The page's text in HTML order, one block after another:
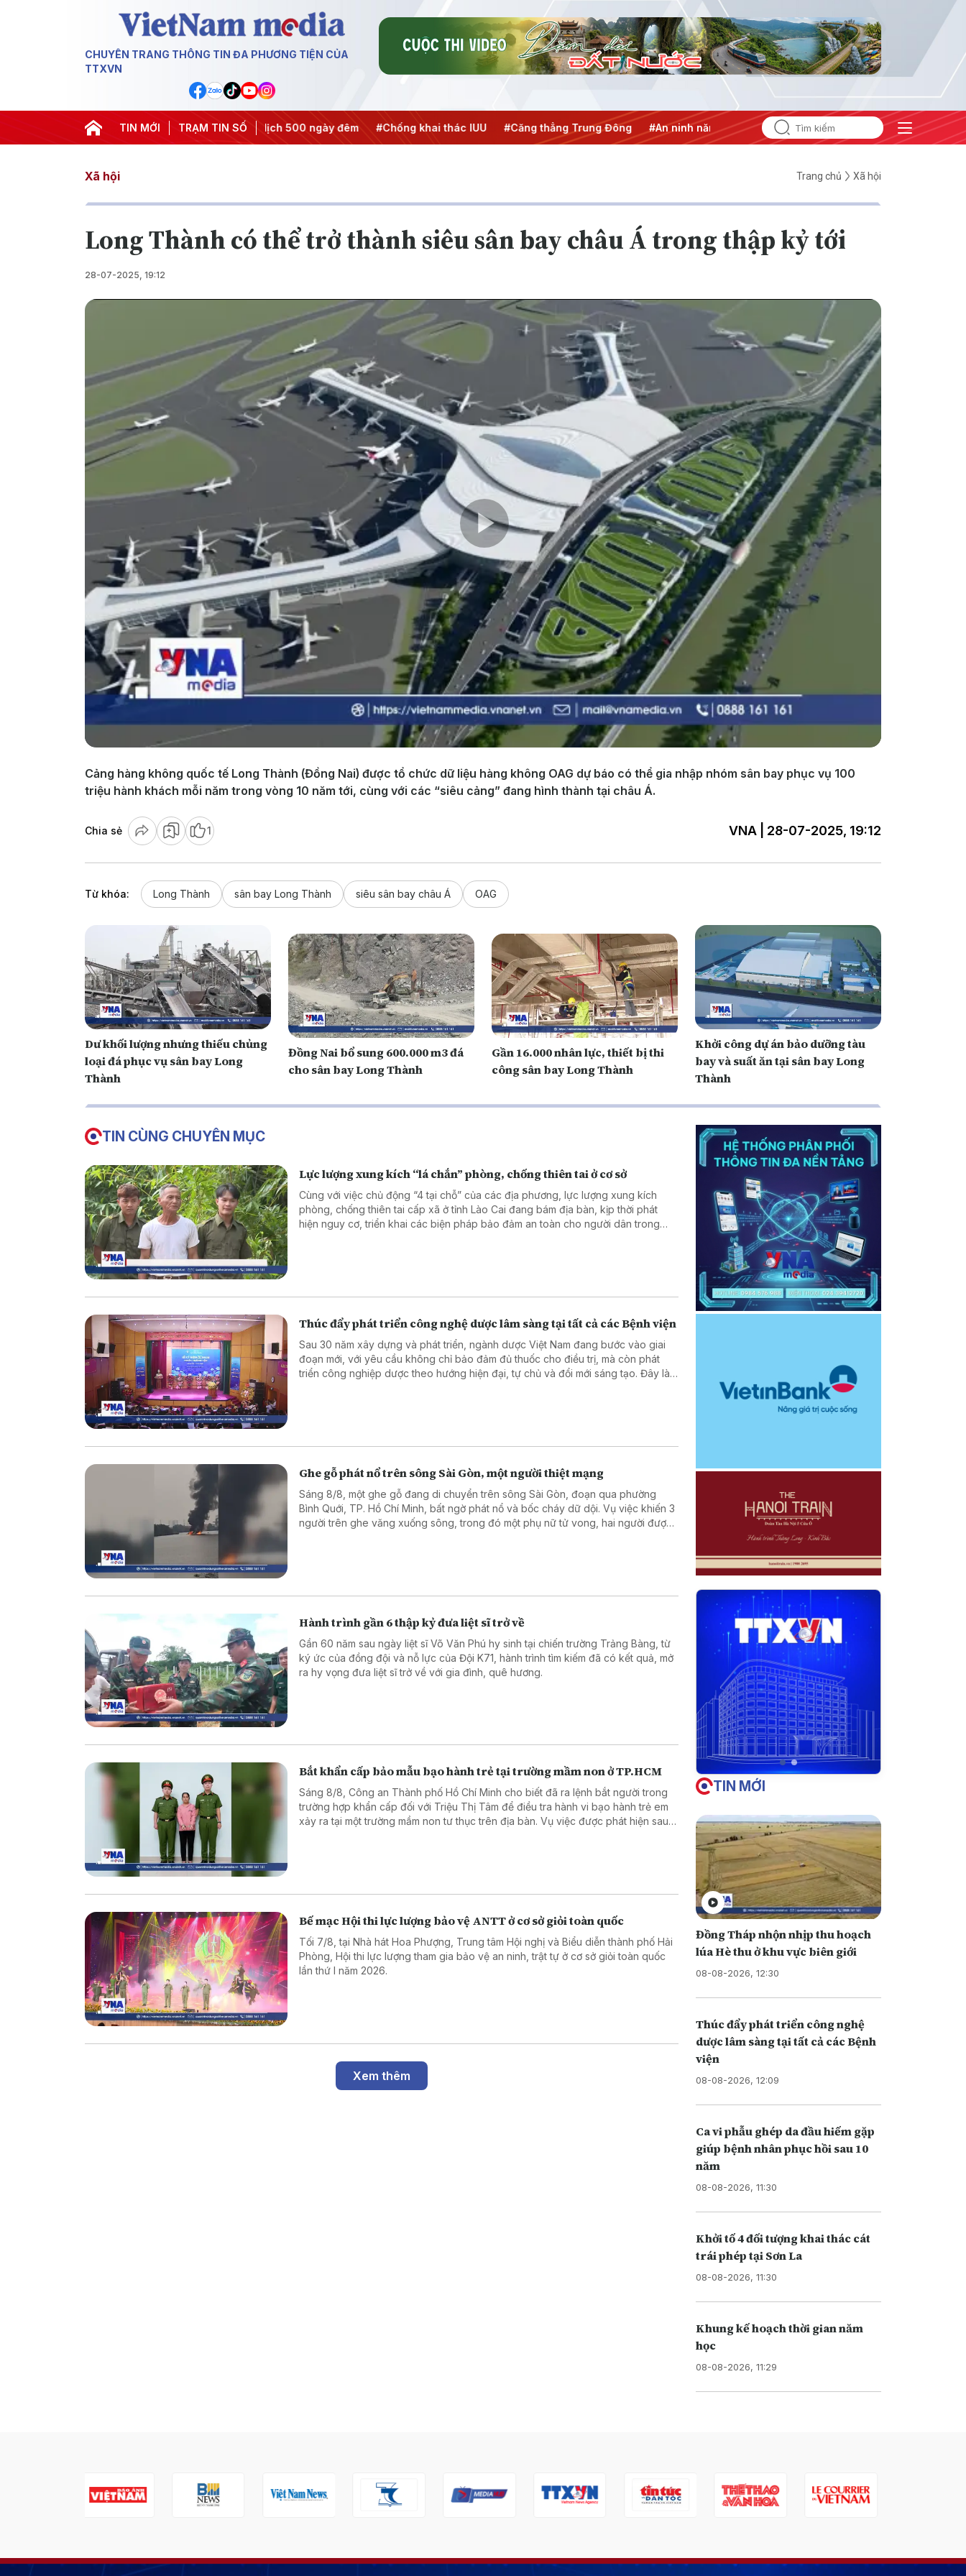
CHUYÊN TRANG THÔNG TIN ĐA PHƯƠNG TIỆN CỦA
TTXVN
TIN MỚI TRẠM TIN SỐ
quyết thành hành động #Chiến dịch 500 ngày đêm #Chống khai thác IUU #Căng thẳng Trung Đông #An ninh năng lượng #Bảo vệ nền tảng tư tưởng của Đảng
Xã hội Trang chủ Xã hội
Long Thành có thể trở thành siêu sân bay châu Á trong thập kỷ tới
28-07-2025, 19:12
Play
Video
Cảng hàng không quốc tế Long Thành (Đồng Nai) được tổ chức dữ liệu hàng không OAG dự báo có thể gia nhập nhóm sân bay phục vụ 100
triệu hành khách mỗi năm trong vòng 10 năm tới, cùng với các “siêu cảng” đang hình thành tại châu Á.
Chia sẻ 1 VNA | 28-07-2025, 19:12
Từ khóa: Long Thành sân bay Long Thành siêu sân bay châu Á OAG
Dư khối lượng nhưng thiếu chủng
loại đá phục vụ sân bay Long
Thành
Đồng Nai bổ sung 600.000 m3 đá
cho sân bay Long Thành
Gần 16.000 nhân lực, thiết bị thi
công sân bay Long Thành
Khởi công dự án bảo dưỡng tàu
bay và suất ăn tại sân bay Long
Thành
TIN CÙNG CHUYÊN MỤC
Lực lượng xung kích “lá chắn” phòng, chống thiên tai ở cơ sở
Cùng với việc chủ động “4 tại chỗ” của các địa phương, lực lượng xung kích
phòng, chống thiên tai cấp xã ở tỉnh Lào Cai đang bám địa bàn, kịp thời phát
hiện nguy cơ, triển khai các biện pháp bảo đảm an toàn cho người dân trong
Thúc đẩy phát triển công nghệ dược lâm sàng tại tất cả các Bệnh viện
Sau 30 năm xây dựng và phát triển, ngành dược Việt Nam đang bước vào giai
đoạn mới, với yêu cầu không chỉ bảo đảm đủ thuốc cho điều trị, mà còn phát
triển công nghiệp dược theo hướng hiện đại, tự chủ và đổi mới sáng tạo. Đây là
Ghe gỗ phát nổ trên sông Sài Gòn, một người thiệt mạng
Sáng 8/8, một ghe gỗ đang di chuyển trên sông Sài Gòn, đoạn qua phường
Bình Quới, TP. Hồ Chí Minh, bất ngờ phát nổ và bốc cháy dữ dội. Vụ việc khiến 3
người trên ghe văng xuống sông, trong đó một phụ nữ tử vong, hai người được
Hành trình gần 6 thập kỷ đưa liệt sĩ trở về
Gần 60 năm sau ngày liệt sĩ Võ Văn Phú hy sinh tại chiến trường Trảng Bàng, từ
ký ức của đồng đội và nỗ lực của Đội K71, hành trình tìm kiếm đã có kết quả, mở
ra hy vọng đưa liệt sĩ trở về với gia đình, quê hương.
Bắt khẩn cấp bảo mẫu bạo hành trẻ tại trường mầm non ở TP.HCM
Sáng 8/8, Công an Thành phố Hồ Chí Minh cho biết đã ra lệnh bắt người trong
trường hợp khẩn cấp đối với Triệu Thị Tâm để điều tra hành vi bạo hành trẻ em
xảy ra tại một trường mầm non tư thục trên địa bàn. Vụ việc được phát hiện sau
Bế mạc Hội thi lực lượng bảo vệ ANTT ở cơ sở giỏi toàn quốc
Tối 7/8, tại Nhà hát Hoa Phượng, Trung tâm Hội nghị và Biểu diễn thành phố Hải
Phòng, Hội thi lực lượng tham gia bảo vệ an ninh, trật tự ở cơ sở giỏi toàn quốc
lần thứ I năm 2026.
Xem thêm
TIN MỚI
Đồng Tháp nhộn nhịp thu hoạch
lúa Hè thu ở khu vực biên giới
08-08-2026, 12:30
Thúc đẩy phát triển công nghệ
dược lâm sàng tại tất cả các Bệnh
viện
08-08-2026, 12:09
Ca vi phẫu ghép da đầu hiếm gặp
giúp bệnh nhân phục hồi sau 10
năm
08-08-2026, 11:30
Khởi tố 4 đối tượng khai thác cát
trái phép tại Sơn La
08-08-2026, 11:30
Khung kế hoạch thời gian năm
học
08-08-2026, 11:29